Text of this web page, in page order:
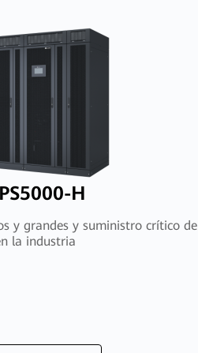
H
y grandes y suministro crítico
la industria